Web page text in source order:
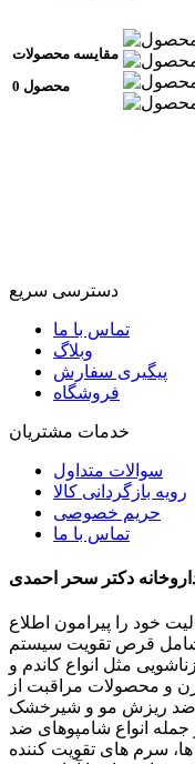
مقایسه محصولات
0 محصول
دسترسی سریع
تماس با ما
وبلاگ
پیگیری سفارش
فروشگاه
خدمات مشتریان
سوالات متداول
رویه بازگردانی کالا
حریم خصوصی
تماس با ما
دکتر سحر احمدی
خود را پیرامون اطلاع
شامل قرص تقویت سیستم
مثل انواع کاندم و
و محصولات مراقبت از
ضد ریزش مو و شیرخشک
جمله انواع شامپوهای ضد
سرم های تقویت کننده